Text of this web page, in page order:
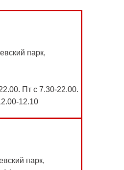
парк,
Пт с 7.30-22.00.
12.10
парк,